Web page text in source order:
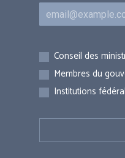
Courriel
Inscriptions
Conseil des
Membres du
Institutions